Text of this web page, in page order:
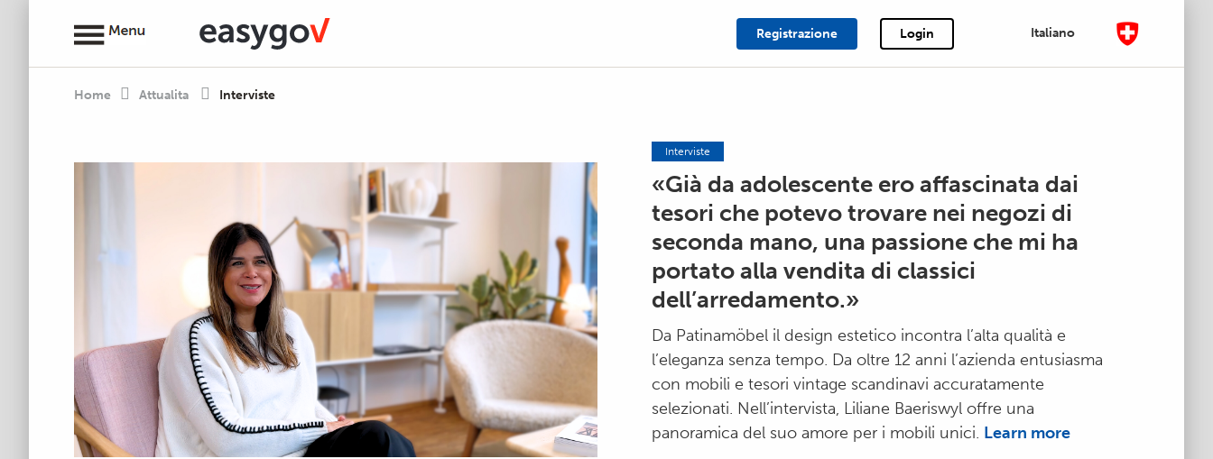
Registrazione Login Italiano
Home Attualita Interviste
Interviste
«Già da adolescente ero affascinata dai
tesori che potevo trovare nei negozi di
seconda mano, una passione che mi ha
portato alla vendita di classici
dell’arredamento.»
Da Patinamöbel il design estetico incontra l’alta qualità e
l’eleganza senza tempo. Da oltre 12 anni l’azienda entusiasma
con mobili e tesori vintage scandinavi accuratamente
selezionati. Nell’intervista, Liliane Baeriswyl offre una
panoramica del suo amore per i mobili unici. Learn more